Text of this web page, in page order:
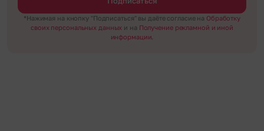
*Нажимая на кнопку "Подписаться" вы даёте согласие на Обработку
своих персональных данных и на Получение рекламной и иной
информации.